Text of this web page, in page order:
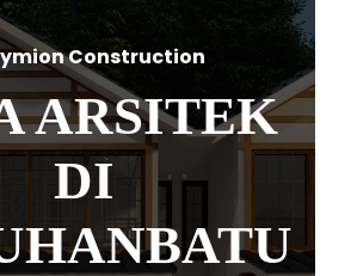
Construction
ARSITEK
DI